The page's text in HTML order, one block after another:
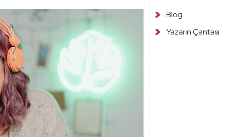
Blog
Yazarın Çantası